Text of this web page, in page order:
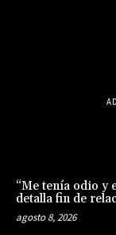
“Me tenía odio y
detalla fin de
agosto 8, 2026